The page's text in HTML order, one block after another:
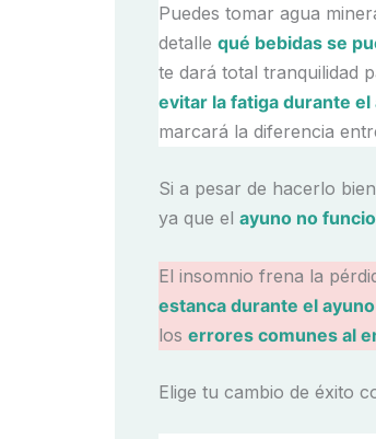
Puedes tomar agua
detalle qué bebidas se
te dará total tranquilidad
evitar la fatiga durante
marcará la diferencia
Si a pesar de hacerlo
ya que el ayuno no
El insomnio frena la
estanca durante el
los errores comunes al
Elige tu cambio de éxito